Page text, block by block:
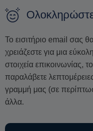
του Χαλκίου,
ένα παραδοσιακό
ολοκληρώνοντας μια
αυθεντικές γεύσεις του
Η ιδιωτική σας
επιστροφή από το
γλυκό,
Το εισιτήριο email σας
χρειάζεστε για μια
στοιχεία επικοινωνίας,
παραλάβετε
γραμμή μας (σε
άλλα.